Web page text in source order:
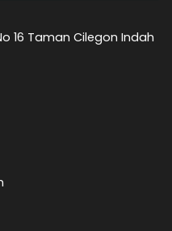
16 Taman Cilegon Indah